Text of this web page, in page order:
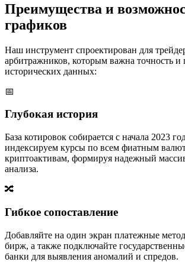
Преимущества и
графиков
Наш инструмент спроектирован для
арбитражников, которым важна точность и
исторических данных:
📅
Глубокая история
База котировок собирается с начала 2023
индексируем курсы по всем фиатным
криптоактивам, формируя надежный
анализа.
🔀
Гибкое сопоставление
Добавляйте на один экран платежные
бирж, а также подключайте
банки для выявления аномалий и спредов.